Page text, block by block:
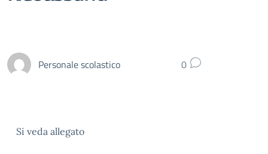
Personale scolastico 0
Si veda allegato